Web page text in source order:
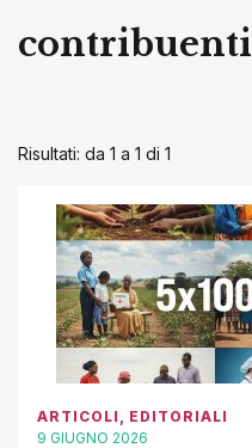
contribuenti
Risultati: da 1 a 1 di 1
ARTICOLI , EDITORIALI
9 GIUGNO 2026